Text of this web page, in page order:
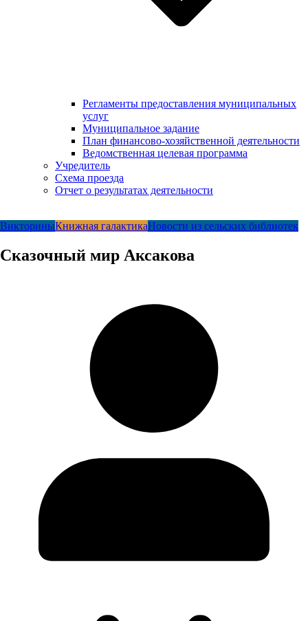
Регламенты предоставления муниципальных
услуг
Муниципальное задание
План финансово-хозяйственной деятельности
Ведомственная целевая программа
Учредитель
Схема проезда
Отчет о результатах деятельности
ВикториныКнижная галактикаНовости из сельских библиотек
Сказочный мир Аксакова